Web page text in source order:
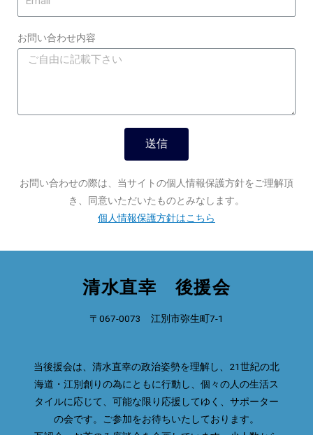
お問い合わせ内容
送信
お問い合わせの際は、当サイトの個人情報保護方針をご理解頂
き、同意いただいたものとみなします。
個人情報保護方針はこちら
清水直幸 後援会
〒067-0073 江別市弥生町7-1
当後援会は、清水直幸の政治姿勢を理解し、21世紀の北
海道・江別創りの為にともに行動し、個々の人の生活ス
タイルに応じて、可能な限り応援してゆく、サポーター
の会です。ご参加をお待ちいたしております。